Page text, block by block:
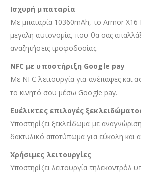
Ισχυρή μπαταρία
Με μπαταρία 10360mAh, το Armor
μεγάλη αυτονομία, που θα σας
αναζητήσεις τροφοδοσίας.
NFC με υποστήριξη Google pay
Με NFC λειτουργία για ανέπαφες και
το κινητό σου μέσω Google pay.
Ευέλικτες επιλογές
Υποστηρίζει ξεκλείδωμα με
δακτυλικό αποτύπωμα για εύκολη
Χρήσιμες λειτουργίες
Υποστηρίζει λειτουργία τηλεκοντρόλ